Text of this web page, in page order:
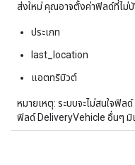
ส่งใหม่ คุณอาจตั้งค่าฟิลด์ที่ไม่
ประเภท
last_location
แอตทริบิวต์
หมายเหตุ: ระบบจะไม่สนใจฟิลด์
ฟิลด์ DeliveryVehicle อื่นๆ มิ